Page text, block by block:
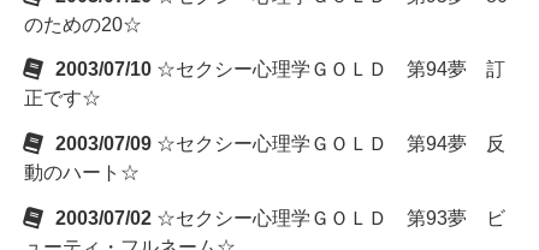
のための20☆
2003/07/10 ☆セクシー心理学ＧＯＬＤ 第94夢 訂
正です☆
2003/07/09 ☆セクシー心理学ＧＯＬＤ 第94夢 反
動のハート☆
2003/07/02 ☆セクシー心理学ＧＯＬＤ 第93夢 ビ